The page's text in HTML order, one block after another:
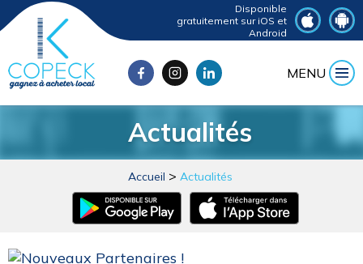
Disponible
gratuitement sur iOS et
Android
MENU
Actualités
Accueil Actualités